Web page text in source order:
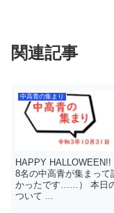
関連記事
中高青の集まり
HAPPY
8名の中高青が集まっ
かったです……） 本日
ついて ...